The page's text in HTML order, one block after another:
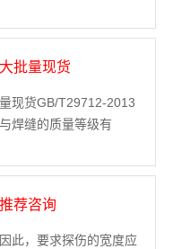
批量现货
现货GB/T29712-2013
焊缝的质量等级有
荐咨询
此，要求探伤的宽度应